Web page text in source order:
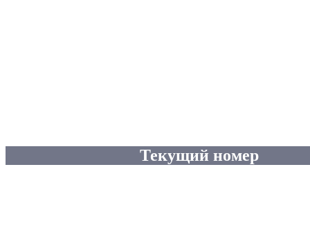
Текущий номер